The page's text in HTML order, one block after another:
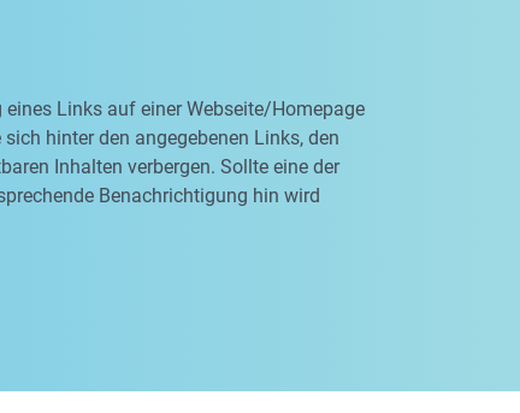
Links auf einer Webseite/Homepage
hinter den angegebenen Links, den
Inhalten verbergen. Sollte eine der
Benachrichtigung hin wird